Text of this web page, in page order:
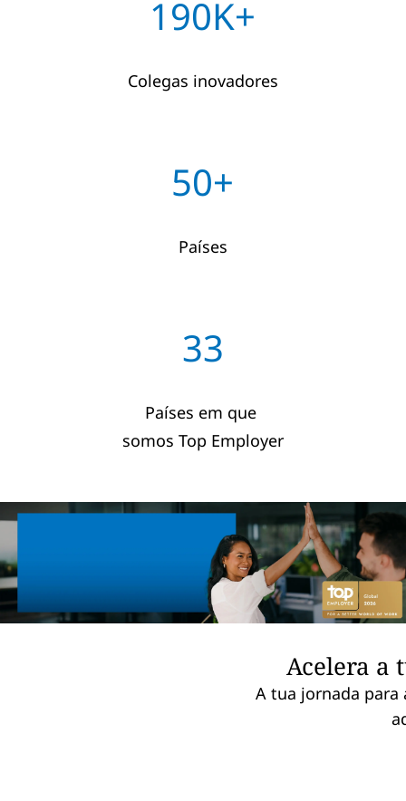
190K+
Colegas inovadores
50+
Países
33
Países em que
somos Top Employer
Acelera a
A tua jornada para